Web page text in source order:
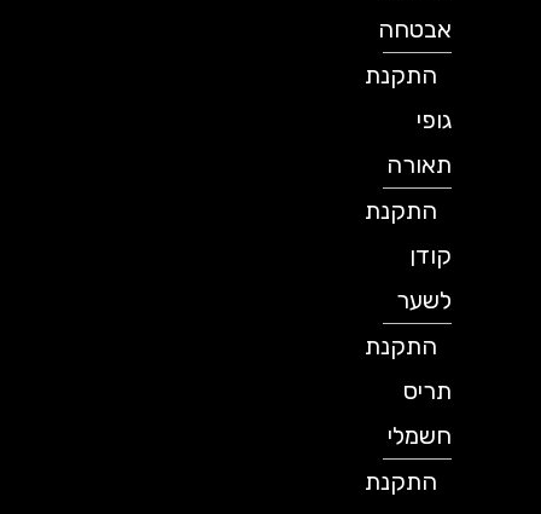
אבטחה
התקנת
תאורה
התקנת
לשער
התקנת
תריס
חשמלי
התקנת